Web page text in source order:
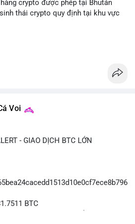
crypto được phép tại Bhután
thái crypto quy định tại khu vực
Voi
- GIAO DỊCH BTC LỚN
BTC